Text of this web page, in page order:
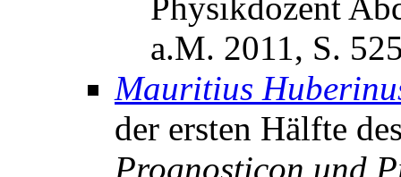
Physikdozent
a.M. 2011, S.
Mauritius
der ersten Hälfte
Prognosticon und